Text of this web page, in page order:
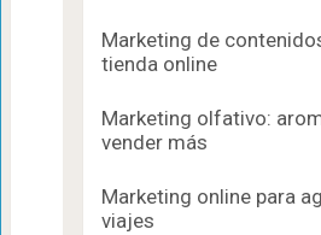
Marketing de
tienda online
Marketing olfativo:
vender más
Marketing online para
viajes